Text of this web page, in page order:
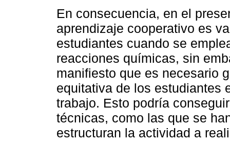
En consecuencia, en el
aprendizaje cooperativo es
estudiantes cuando se
reacciones químicas, sin
manifiesto que es necesario
equitativa de los estudiantes
trabajo. Esto podría
técnicas, como las que se
estructuran la actividad a